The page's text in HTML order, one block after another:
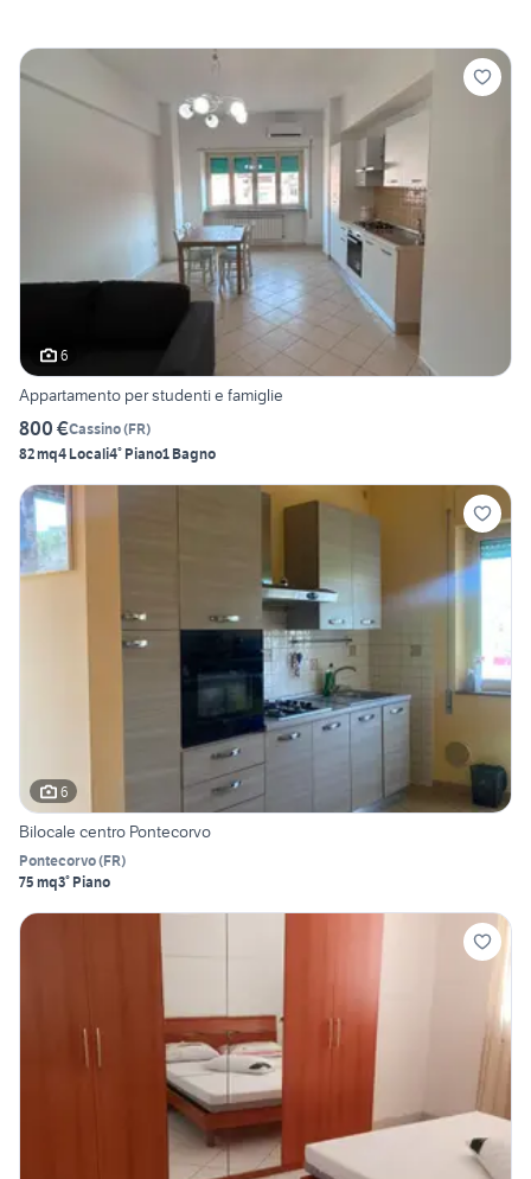
6
Appartamento per studenti e famiglie
800 €Cassino(FR)
82 mq4 Locali4° Piano1 Bagno
6
Bilocale centro Pontecorvo
Pontecorvo(FR)
75 mq3° Piano